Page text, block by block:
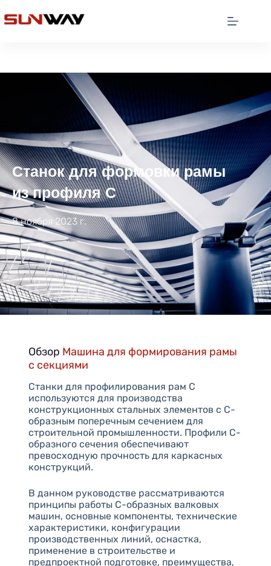
Станок для формовки рамы
из профиля C
8 ноября 2023 г.
Обзор Машина для формирования рамы
с секциями
Станки для профилирования рам С
используются для производства
конструкционных стальных элементов с С-
образным поперечным сечением для
строительной промышленности. Профили С-
образного сечения обеспечивают
превосходную прочность для каркасных
конструкций.
В данном руководстве рассматриваются
принципы работы C-образных валковых
машин, основные компоненты, технические
характеристики, конфигурации
производственных линий, оснастка,
применение в строительстве и
предпроектной подготовке, преимущества,